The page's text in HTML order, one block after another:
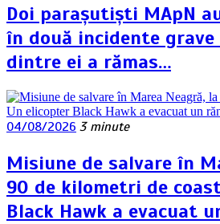
Doi parașutiști MApN
în două incidente grave
dintre ei a rămas…
04/08/2026 3 minute
Misiune de salvare în
90 de kilometri de
Black Hawk a evacuat